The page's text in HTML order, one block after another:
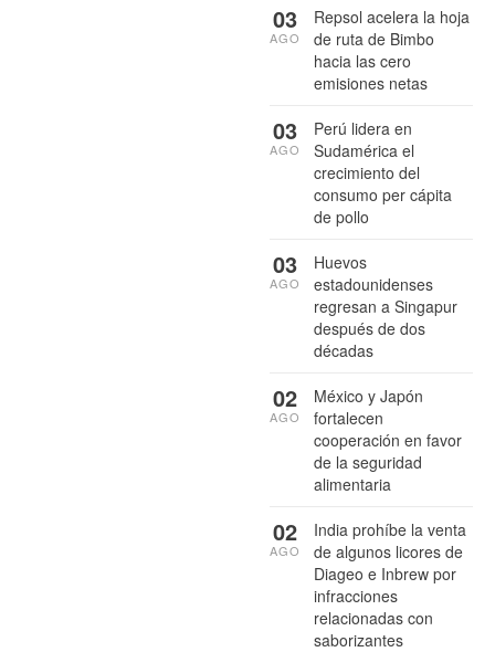
Repsol acelera la hoja
de ruta de Bimbo
hacia las cero
emisiones netas
03
AGO
Perú lidera en
Sudamérica el
crecimiento del
consumo per cápita
de pollo
03
AGO
Huevos
estadounidenses
regresan a Singapur
después de dos
décadas
03
AGO
México y Japón
fortalecen
cooperación en favor
de la seguridad
alimentaria
02
AGO
India prohíbe la venta
de algunos licores de
Diageo e Inbrew por
infracciones
relacionadas con
saborizantes
02
AGO